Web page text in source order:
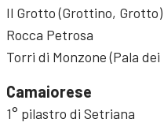
Il Grotto (Grottino, Grotto)
Rocca Petrosa
Torri di Monzone (Pala
Camaiorese
1° pilastro di Setriana